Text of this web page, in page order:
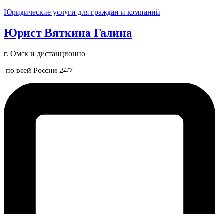
Юридические услуги для граждан и компаний
Юрист Вяткина Галина
г. Омск и дистанционно
по всей России 24/7